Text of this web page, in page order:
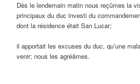
Dès le lendemain matin nous reçûmes la
principaux du duc investi du
dont la résidence était San Lucar;
il apportait les excuses du duc, qu’une
venir; nous les agréâmes.